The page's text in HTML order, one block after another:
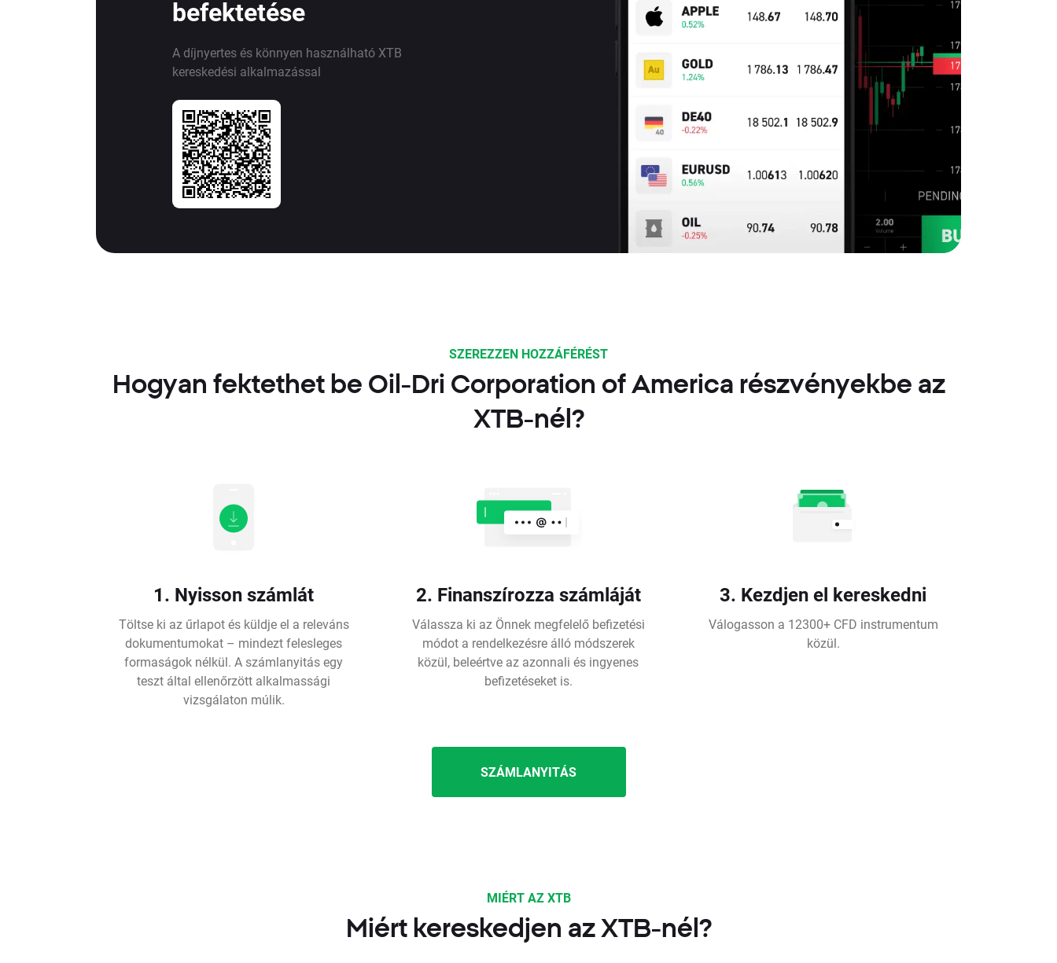
befektetése
A díjnyertes és könnyen használható XTB
kereskedési alkalmazással
SZEREZZEN HOZZÁFÉRÉST
Hogyan fektethet be Oil-Dri Corporation of America részvényekbe az
XTB-nél?
1. Nyisson számlát
Töltse ki az űrlapot és küldje el a releváns
dokumentumokat – mindezt felesleges
formaságok nélkül. A számlanyitás egy
teszt által ellenőrzött alkalmassági
vizsgálaton múlik.
2. Finanszírozza számláját
Válassza ki az Önnek megfelelő befizetési
módot a rendelkezésre álló módszerek
közül, beleértve az azonnali és ingyenes
befizetéseket is.
3. Kezdjen el kereskedni
Válogasson a 12300+ CFD instrumentum
közül.
SZÁMLANYITÁS
MIÉRT AZ XTB
Miért kereskedjen az XTB-nél?